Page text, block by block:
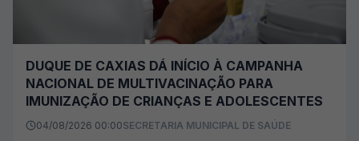
DUQUE DE CAXIAS DÁ INÍCIO À CAMPANHA
NACIONAL DE MULTIVACINAÇÃO PARA
IMUNIZAÇÃO DE CRIANÇAS E ADOLESCENTES
04/08/2026 00:00SECRETARIA MUNICIPAL DE SAÚDE